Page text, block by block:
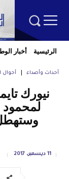
الرئيسية أخبار
أحداث وأصداء أحوال
نيورك
وستهطل
11 ديسمبر، 2017